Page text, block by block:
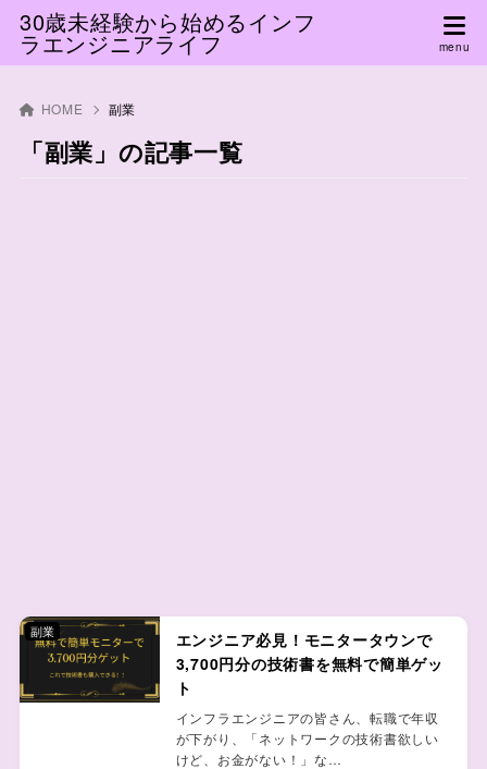
30歳未経験から始めるインフ
ラエンジニアライフ
HOME 副業
「副業」の記事一覧
エンジニア必見！モニタータウンで
3,700円分の技術書を無料で簡単ゲッ
ト
インフラエンジニアの皆さん、転職で年収
が下がり、「ネットワークの技術書欲しい
けど、お金がない！」な…
副業